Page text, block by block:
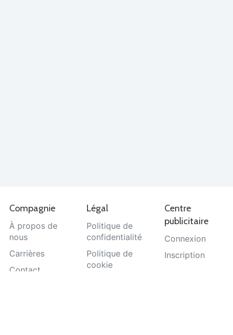
Compagnie
À propos de
nous
Carrières
Contact
Légal
Politique de
confidentialité
Politique de
cookie
Centre
publicitaire
Connexion
Inscription